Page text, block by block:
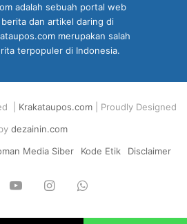
adalah sebuah portal web
dan artikel daring di
merupakan salah
terpopuler di Indonesia.
| Krakataupos.com | Proudly Designed
dezainin.com
Media Siber Kode Etik Disclaimer
YouTubeInstagramWhatsApp